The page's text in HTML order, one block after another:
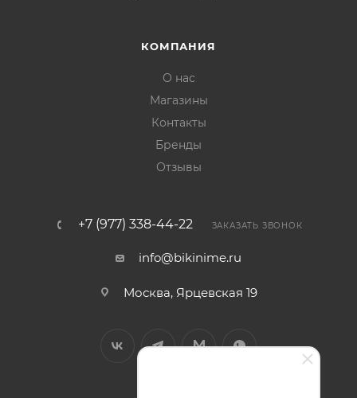
КОМПАНИЯ
О нас
Магазины
Контакты
Бренды
Отзывы
+7 (977) 338-44-22 ЗАКАЗАТЬ ЗВОНОК
info@bikinime.ru
Москва, Ярцевская 19